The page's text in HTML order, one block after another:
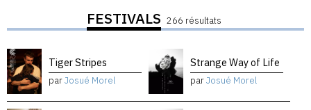
FESTIVALS 266 résultats
Tiger Stripes
parJosué Morel
Strange Way of Life
parJosué Morel